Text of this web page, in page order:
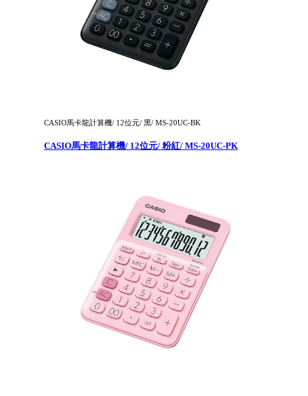
CASIO馬卡龍計算機/ 12位元/ 黑/ MS-20UC-BK
CASIO馬卡龍計算機/ 12位元/ 粉紅/ MS-20UC-PK